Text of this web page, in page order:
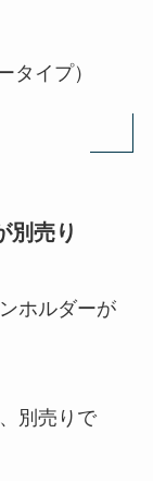
イプ）
別売り
ホルダーが
別売りで